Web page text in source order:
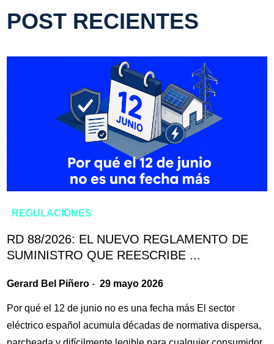
POST RECIENTES
REGULACIONES
RD 88/2026: EL NUEVO REGLAMENTO DE
SUMINISTRO QUE REESCRIBE ...
Gerard Bel Piñero -29 mayo 2026
Por qué el 12 de junio no es una fecha más El sector
eléctrico español acumula décadas de normativa dispersa,